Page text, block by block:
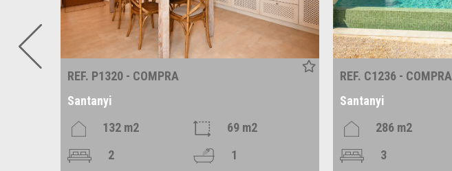
REF. P1320 - COMPRA
Santanyi
132 m2
69 m2
2
1
REF. C1236 - COMPRA
Santanyi
286 m2
3